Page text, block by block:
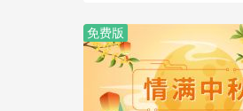
免费版
预览